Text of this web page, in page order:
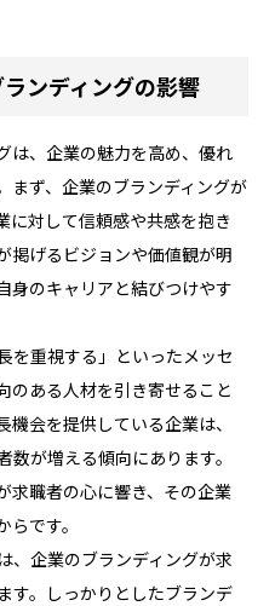
ンディングの影響
は、企業の魅力を高め、優れ
まず、企業のブランディングが
に対して信頼感や共感を抱き
掲げるビジョンや価値観が明
身のキャリアと結びつけやす
を重視する」といったメッセ
のある人材を引き寄せること
会を提供している企業は、
が増える傾向にあります。
求職者の心に響き、その企業
です。
、企業のブランディングが求
す。しっかりとしたブランデ